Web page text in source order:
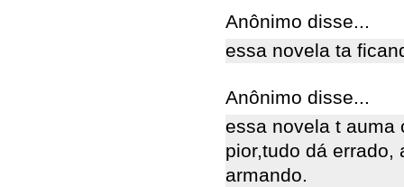
Anônimo disse...
essa novela ta
Anônimo disse...
essa novela t auma
pior,tudo dá errado,
armando.